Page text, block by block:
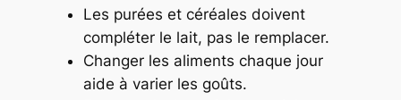
Les purées et céréales doivent
compléter le lait, pas le remplacer.
Changer les aliments chaque jour
aide à varier les goûts.